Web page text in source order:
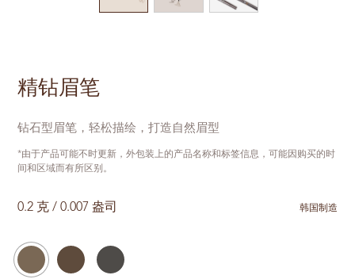
精钻眉笔
钻石型眉笔，轻松描绘，打造自然眉型
*由于产品可能不时更新，外包装上的产品名称和标签信息，可能因购买的时
间和区域而有所区别。
0.2 克 / 0.007 盎司 韩国制造